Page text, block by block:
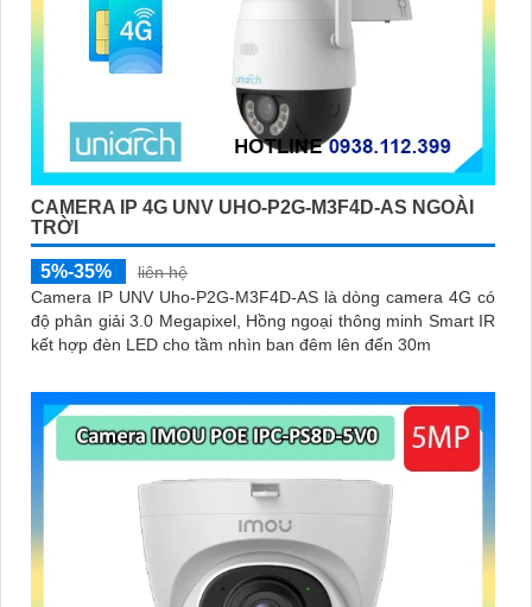
CAMERA IP 4G UNV UHO-P2G-M3F4D-AS NGOÀI
TRỜI
5%-35%
liên hệ
Camera IP UNV Uho-P2G-M3F4D-AS là dòng camera 4G có
độ phân giải 3.0 Megapixel, Hồng ngoại thông minh Smart IR
kết hợp đèn LED cho tầm nhìn ban đêm lên đến 30m